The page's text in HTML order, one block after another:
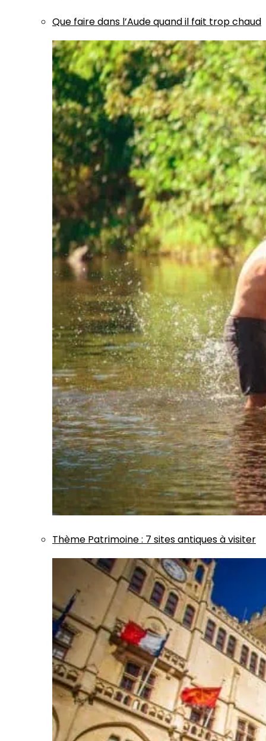
Que faire dans l’Aude quand il fait trop chaud
Thème Patrimoine: 7 sites antiques à visiter